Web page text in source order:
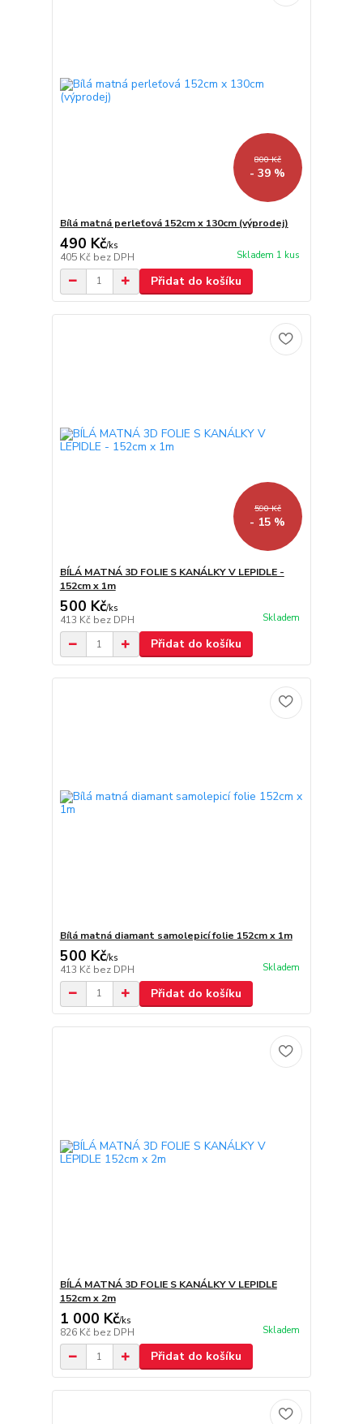
800 Kč
- 39 %
Bílá matná perleťová 152cm x 130cm (výprodej)
490 Kč/ks
405 Kč bez DPH Skladem 1 kus
Přidat do košíku
590 Kč
- 15 %
BÍLÁ MATNÁ 3D FOLIE S KANÁLKY V LEPIDLE -
152cm x 1m
500 Kč/ks
413 Kč bez DPH Skladem
Přidat do košíku
Bílá matná diamant samolepicí folie 152cm x 1m
500 Kč/ks
413 Kč bez DPH Skladem
Přidat do košíku
BÍLÁ MATNÁ 3D FOLIE S KANÁLKY V LEPIDLE
152cm x 2m
1 000 Kč/ks
826 Kč bez DPH Skladem
Přidat do košíku